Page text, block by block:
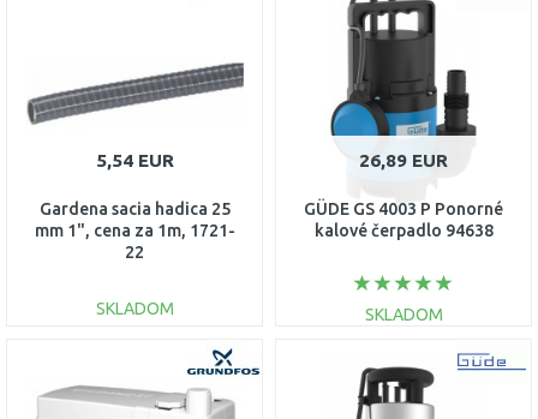
Porovnať
5,54 EUR
Gardena sacia hadica 25
mm 1", cena za 1m, 1721-
22
SKLADOM
Porovnať
26,89 EUR
GÜDE GS 4003 P Ponorné
kalové čerpadlo 94638
SKLADOM
DO KOŠÍKA
Porovnať